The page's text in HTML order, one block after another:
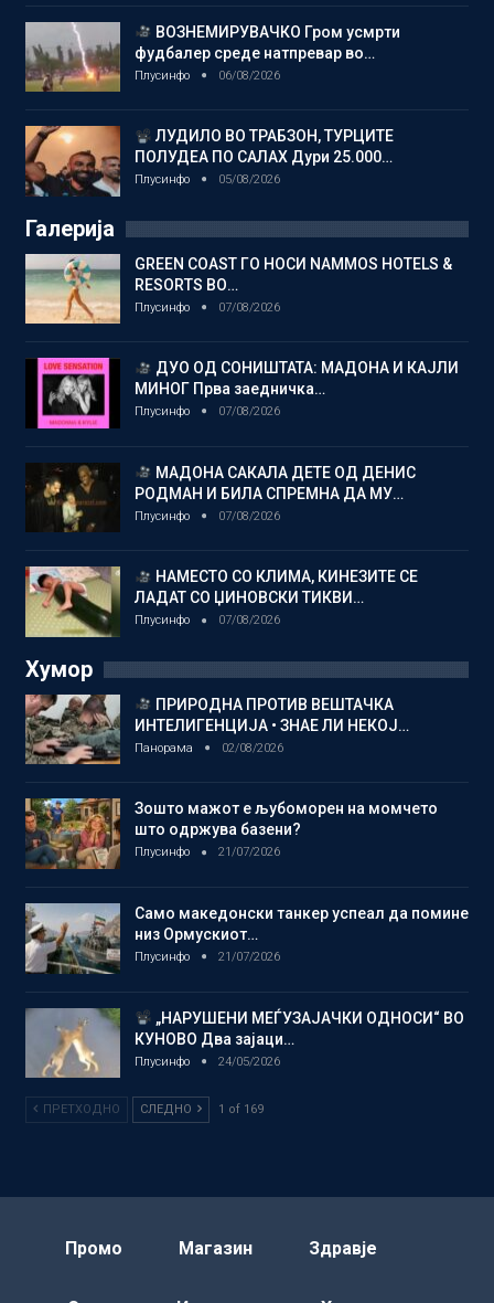
ВОЗНЕМИРУВАЧКО Гром усмрти
фудбалер среде натпревар во…
Плусинфо 06/08/2026
ЛУДИЛО ВО ТРАБЗОН, ТУРЦИТЕ
ПОЛУДЕА ПО САЛАХ Дури 25.000…
Плусинфо 05/08/2026
Галерија
GREEN COAST ГО НОСИ NAMMOS HOTELS &
RESORTS ВО…
Плусинфо 07/08/2026
ДУО ОД СОНИШТАТА: МАДОНА И КАЈЛИ
МИНОГ Прва заедничка…
Плусинфо 07/08/2026
МАДОНА САКАЛА ДЕТЕ ОД ДЕНИС
РОДМАН И БИЛА СПРЕМНА ДА МУ…
Плусинфо 07/08/2026
НАМЕСТО СО КЛИМА, КИНЕЗИТЕ СЕ
ЛАДАТ СО ЏИНОВСКИ ТИКВИ…
Плусинфо 07/08/2026
Хумор
ПРИРОДНА ПРОТИВ ВЕШТАЧКА
ИНТЕЛИГЕНЦИЈА • ЗНАЕ ЛИ НЕКОЈ…
Панорама 02/08/2026
Зошто мажот е љубоморен на момчето
што одржува базени?
Плусинфо 21/07/2026
Само македонски танкер успеал да помине
низ Ормускиот…
Плусинфо 21/07/2026
„НАРУШЕНИ МЕЃУЗАЈАЧКИ ОДНОСИ“ ВО
КУНОВО Два зајаци…
Плусинфо 24/05/2026
ПРЕТХОДНО СЛЕДНО 1 of 169
Промо Магазин Здравје